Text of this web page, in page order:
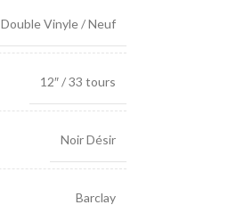
Double Vinyle / Neuf
12″ / 33 tours
Noir Désir
Barclay